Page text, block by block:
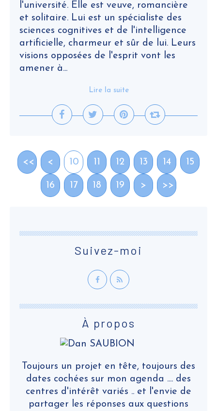
l'université. Elle est veuve, romancière
et solitaire. Lui est un spécialiste des
sciences cognitives et de l'intelligence
artificielle, charmeur et sûr de lui. Leurs
visions opposées de l'esprit vont les
amener à...
Lire la suite
<< < 10 11 12 13 14 15
16 17 18 19 > >>
Suivez-moi
À propos
Toujours un projet en tête, toujours des
dates cochées sur mon agenda .... des
centres d'intérêt variés .. et l'envie de
partager les réponses aux questions